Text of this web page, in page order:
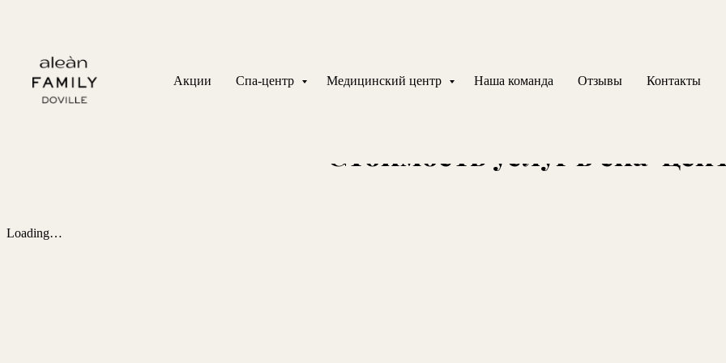
Акции Спа-центр Медицинский центр Наша команда Отзывы Контакты
Встречаемся в Центре красоты и здоровья "Alean
Стоимость услуг в спа-